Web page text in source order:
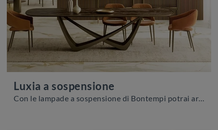
Luxia a sospensione
Con le lampade a sospensione di Bontempi potrai arricchire i tuoi interni: clicca e scopri Luxia a sospensione!